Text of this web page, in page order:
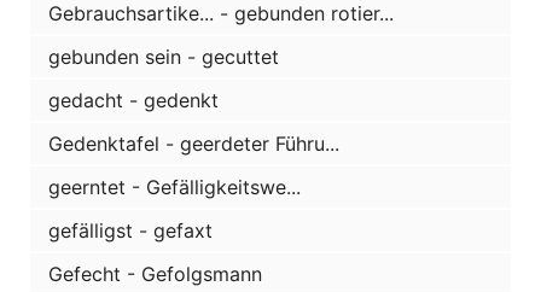
Gebrauchsartike... - gebunden rotier...
gebunden sein - gecuttet
gedacht - gedenkt
Gedenktafel - geerdeter Führu...
geerntet - Gefälligkeitswe...
gefälligst - gefaxt
Gefecht - Gefolgsmann